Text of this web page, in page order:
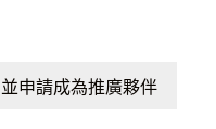
申請成為推廣夥伴